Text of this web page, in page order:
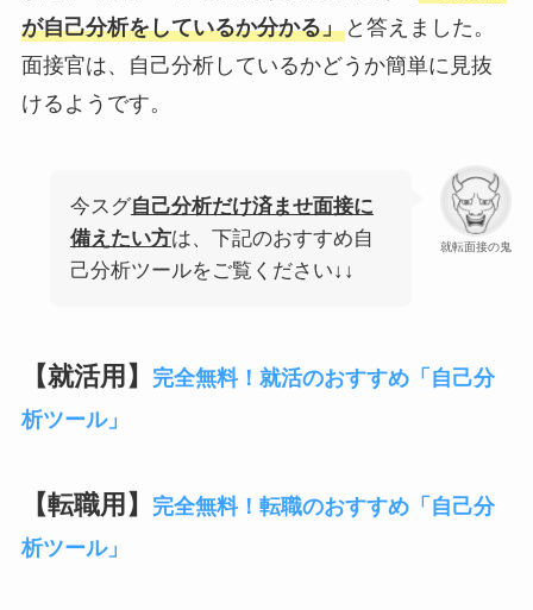
が自己分析をしているか分かる」と答えました。
面接官は、自己分析しているかどうか簡単に見抜
けるようです。
就転面接の鬼
今スグ自己分析だけ済ませ面接に
備えたい方は、下記のおすすめ自
己分析ツールをご覧ください↓↓
【就活用】
完全無料！就活のおすすめ「自己分
析ツール」
【転職用】
完全無料！転職のおすすめ「自己分
析ツール」